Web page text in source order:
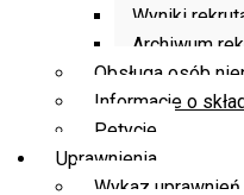
Wyniki
Archiwum
Obsługa osób
Informacje o
Petycje
Uprawnienia
Wykaz uprawnień